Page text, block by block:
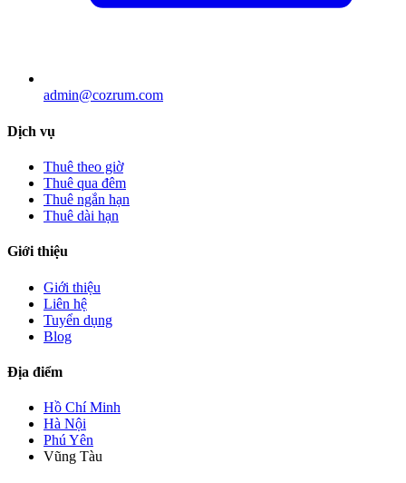
admin@cozrum.com
Dịch vụ
Thuê theo giờ
Thuê qua đêm
Thuê ngắn hạn
Thuê dài hạn
Giới thiệu
Giới thiệu
Liên hệ
Tuyển dụng
Blog
Địa điểm
Hồ Chí Minh
Hà Nội
Phú Yên
Vũng Tàu